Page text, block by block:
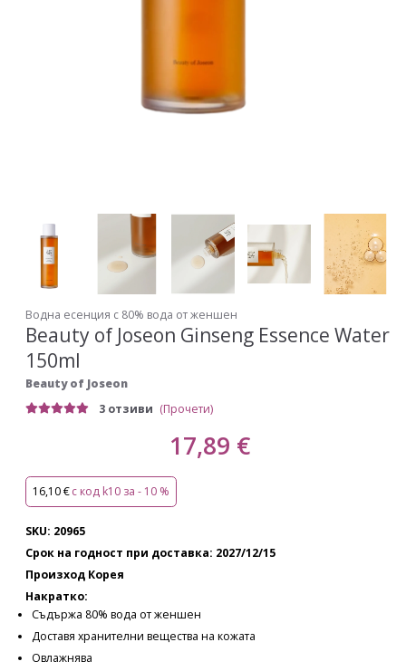
Водна есенция с 80% вода от женшен
Beauty of Joseon Ginseng Essence Water
150ml
Beauty of Joseon
3 отзиви (Прочети)
17,89 €
16,10 €с код k10 за - 10 %
SKU: 20965
Срок на годност при доставка: 2027/12/15
Произход Корея
Накратко:
Съдържа 80% вода от женшен
Доставя хранителни вещества на кожата
Овлажнява